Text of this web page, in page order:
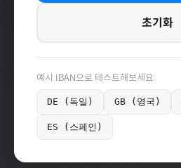
초기화
예시 IBAN으로 테스트해보세요:
DE (독일) GB (영국)
ES (스페인)